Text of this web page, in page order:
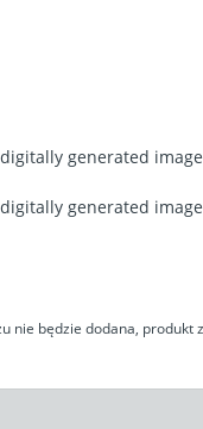
generated image
generated image
nie będzie dodana,